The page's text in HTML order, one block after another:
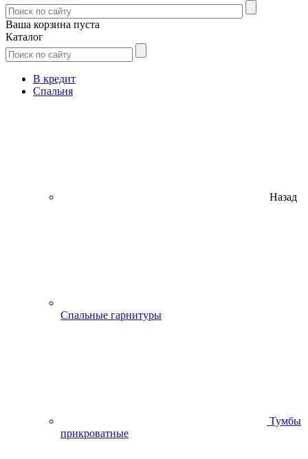
Ваша корзина пуста
Каталог
В кредит
Спальня
Назад
Спальные гарнитуры
Тумбы
прикроватные